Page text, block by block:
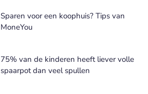
Sparen voor een koophuis? Tips van
MoneYou
75% van de kinderen heeft liever volle
spaarpot dan veel spullen